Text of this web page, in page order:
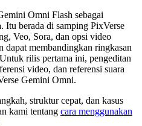
Omni Flash sebagai
Itu berada di samping PixVerse
Veo, Sora, dan opsi video
dapat membandingkan ringkasan
rilis pertama ini, pengeditan
video, dan referensi suara
Gemini Omni.
struktur cepat, dan kasus
kami tentang cara menggunakan